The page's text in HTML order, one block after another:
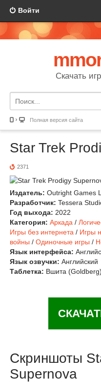
Войти
Скачать
Полная версия сайта
Star Trek
2371
Издатель: Outright Games
Разработчик: Tessera
Год выхода: 2022
Категория: Аркада /
Игры без интернета / Игры
войны / Одиночные игры /
Язык интерфейса:
Язык озвучки: Английский
Таблетка: Вшита (Goldberg)
Скриншоты
Supernova